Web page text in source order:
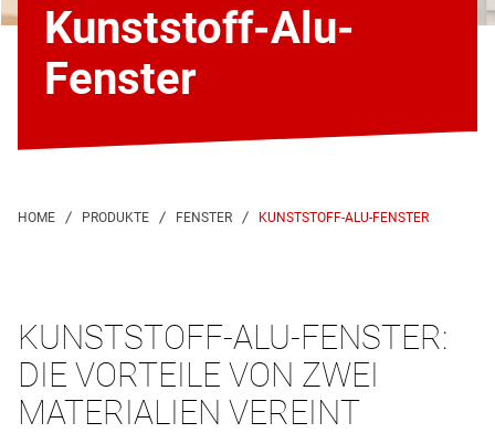
Kunststoff-Alu-
Fenster
KUNSTSTOFF-ALU-FENSTER
KUNSTSTOFF-ALU-FENSTER:
DIE VORTEILE VON ZWEI
MATERIALIEN VEREINT